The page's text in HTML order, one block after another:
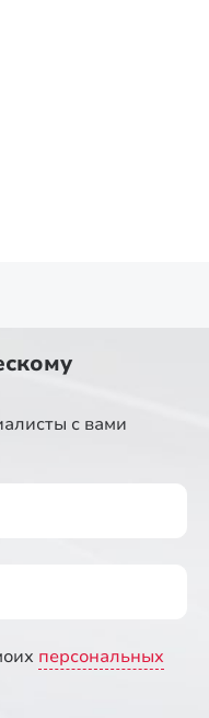
с вами
персональных